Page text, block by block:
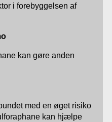
i forebyggelsen af
kan gøre anden
med en øget risiko
kan hjælpe